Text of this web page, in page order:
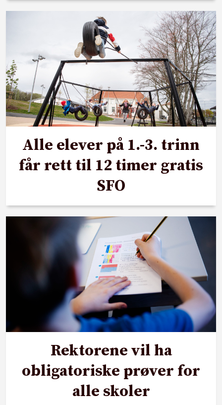
Alle elever på 1.-3. trinn
får rett til 12 timer gratis
SFO
Rektorene vil ha
obligatoriske prøver for
alle skoler